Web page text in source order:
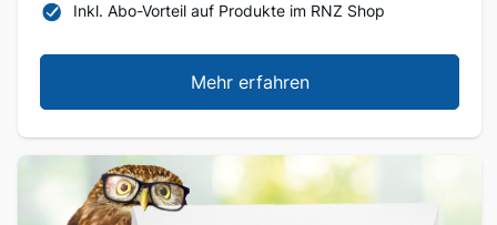
Inkl. Abo-Vorteil auf Produkte im RNZ Shop
Mehr erfahren